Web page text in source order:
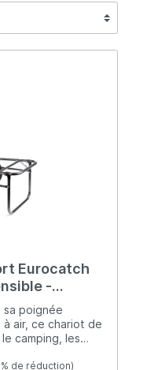
Eurocatch
-
plage -
sa poignée
air, ce chariot de
camping, les
transport
de réduction)